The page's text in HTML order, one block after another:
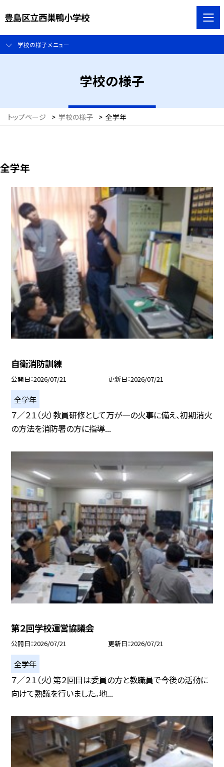
豊島区立西巣鴨小学校
学校の様子メニュー
学校の様子
トップページ > 学校の様子 > 全学年
全学年
自衛消防訓練
公開日 2026/07/21 更新日 2026/07/21
全学年
７／２１（火）教員研修として万が一の火事に備え、初期消火
の方法を消防署の方に指導...
第２回学校運営協議会
公開日 2026/07/21 更新日 2026/07/21
全学年
７／２１（火）第２回目は委員の方と教職員で今後の活動に
向けて熟議を行いました。地...